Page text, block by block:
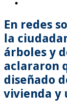
En redes
la
árboles y
aclararon
diseñado
vivienda y